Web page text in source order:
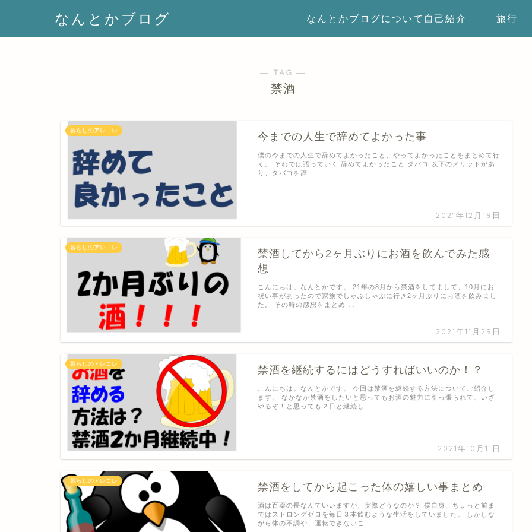
なんとかブログ なんとかブログについて自己紹介 旅行
― TAG ―
禁酒
暮らしのアレコレ
今までの人生で辞めてよかった事
2021年12月19日
僕の今までの人生で辞めてよかったこと、やってよかったことをまとめて行
く。 それでは語っていく 辞めてよかったこと タバコ 以下のメリットがあ
り、タバコを辞 …
暮らしのアレコレ
禁酒してから2ヶ月ぶりにお酒を飲んでみた感
想
2021年11月29日
こんにちは。なんとかです。 21年の8月から禁酒をしてまして、10月にお
祝い事があったので家族でしゃぶしゃぶに行き2ヶ月ぶりにお酒を飲みまし
た。 その時の感想をまとめ …
暮らしのアレコレ
禁酒を継続するにはどうすればいいのか！？
2021年10月11日
こんにちは。なんとかです。 今回は禁酒を継続する方法についてご紹介し
ます。 なかなか禁酒をしたいと思ってもお酒の魅力に引っ張られて、いざ
やるぞ！と思っても２日と継続し …
暮らしのアレコレ
禁酒をしてから起こった体の嬉しい事まとめ
酒は百薬の長なんていいますが、実際どうなのか？ 僕自身、ちょっと前ま
ではストロングゼロを毎日３本飲むような生活をしていました。 しかしな
がら体の不調や、運転できないこ …